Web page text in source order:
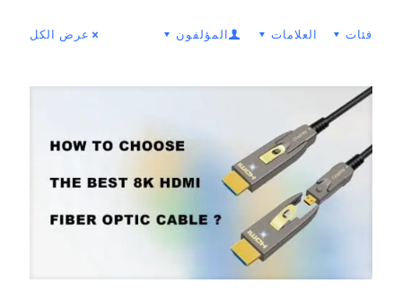
فئات العلامات المؤلفون عرض الكل